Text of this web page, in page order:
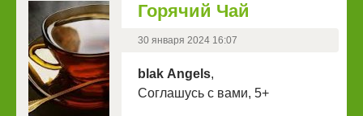
Горячий Чай
30 января 2024 16:07
blak Angels,
Соглашусь с вами, 5+